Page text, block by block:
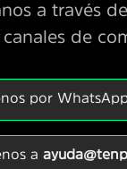
a través
de
por
a